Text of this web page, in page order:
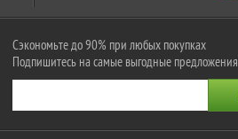
Сэкономьте до 90% при любых покупках
Подпишитесь на самые выгодные предложения